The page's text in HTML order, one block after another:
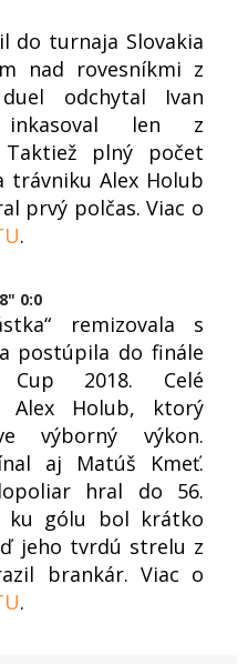
do turnaja Slovakia
nad rovesníkmi z
odchytal Ivan
len z
plný počet
trávniku Alex Holub
prvý polčas. Viac o
.
0:0
remizovala s
postúpila do finále
Cup 2018. Celé
Alex Holub, ktorý
výborný výkon.
aj Matúš Kmeť.
hral do 56.
ku gólu bol krátko
jeho tvrdú strelu z
brankár. Viac o
.